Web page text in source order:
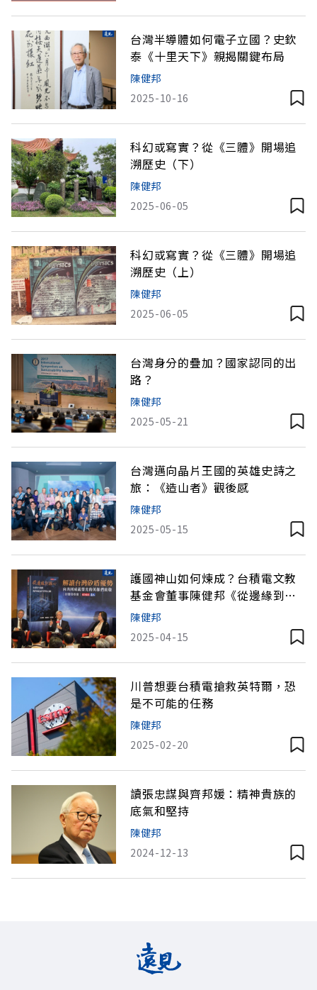
台灣半導體如何電子立國？史欽
泰《十里天下》親揭關鍵布局
陳健邦
2025-10-16
科幻或寫實？從《三體》開場追
溯歷史（下）
陳健邦
2025-06-05
科幻或寫實？從《三體》開場追
溯歷史（上）
陳健邦
2025-06-05
台灣身分的疊加？國家認同的出
路？
陳健邦
2025-05-21
台灣邁向晶片王國的英雄史詩之
旅：《造山者》觀後感
陳健邦
2025-05-15
護國神山如何煉成？台積電文教
基金會董事陳健邦《從邊緣到核
心》讀後感
陳健邦
2025-04-15
川普想要台積電搶救英特爾，恐
是不可能的任務
陳健邦
2025-02-20
讀張忠謀與齊邦媛：精神貴族的
底氣和堅持
陳健邦
2024-12-13